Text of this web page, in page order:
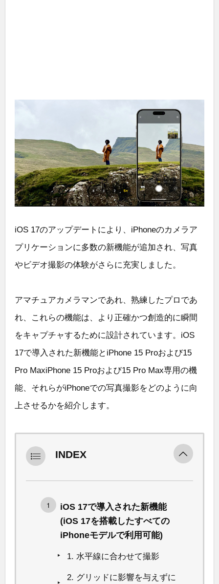
iOS 17のアップデートにより、iPhoneのカメラア
プリケーションに多数の新機能が追加され、写真
やビデオ撮影の体験がさらに充実しました。
アマチュアカメラマンであれ、熟練したプロであ
れ、これらの機能は、より正確かつ創造的に瞬間
をキャプチャするために設計されています。iOS
17で導入された新機能とiPhone 15 Proおよび15
Pro MaxiPhone 15 Proおよび15 Pro Max専用の機
能、それらがiPhoneでの写真撮影をどのように向
上させるかを紹介します。
INDEX
iOS 17で導入された新機能
(iOS 17を搭載したすべての
iPhoneモデルで利用可能)
1. 水平線に合わせて撮影
2. グリッドに影響を与えずに